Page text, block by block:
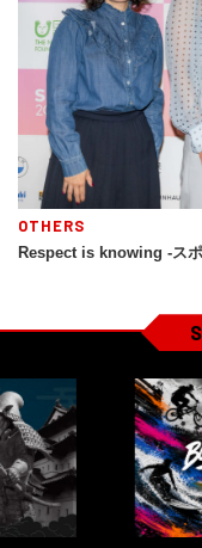
OTHERS
Respect is knowing -ス